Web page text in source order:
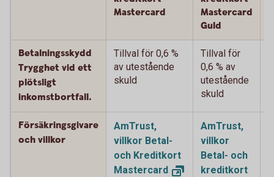
Mastercard
Mastercard
Guld
Betalningsskydd
Trygghet vid ett
plötsligt
inkomstbortfall.
Tillval för 0,6 %
av utestående
skuld
Tillval för
0,6 % av
utestående
skuld
Försäkringsgivare
och villkor
AmTrust,
villkor Betal-
och Kreditkort
Mastercard
AmTrust,
villkor
Betal- och
kreditkort